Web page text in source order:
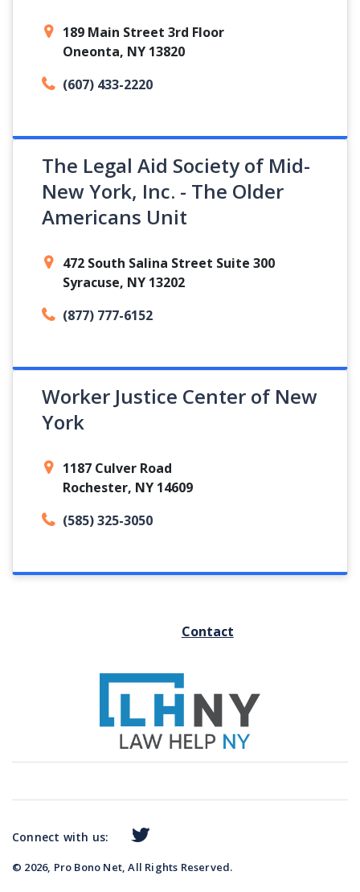
189 Main Street 3rd Floor
Oneonta, NY 13820
(607) 433-2220
The Legal Aid Society of Mid-
New York, Inc. - The Older
Americans Unit
472 South Salina Street Suite 300
Syracuse, NY 13202
(877) 777-6152
Worker Justice Center of New
York
1187 Culver Road
Rochester, NY 14609
(585) 325-3050
FOOTERContact
© 2026, Pro Bono Net, All Rights Reserved.
Connect with us: